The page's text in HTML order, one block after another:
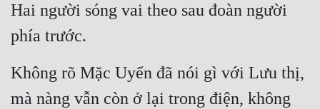
Hai người sóng vai theo sau đoàn người
phía trước.
Không rõ Mặc Uyển đã nói gì với Lưu thị,
mà nàng vẫn còn ở lại trong điện, không